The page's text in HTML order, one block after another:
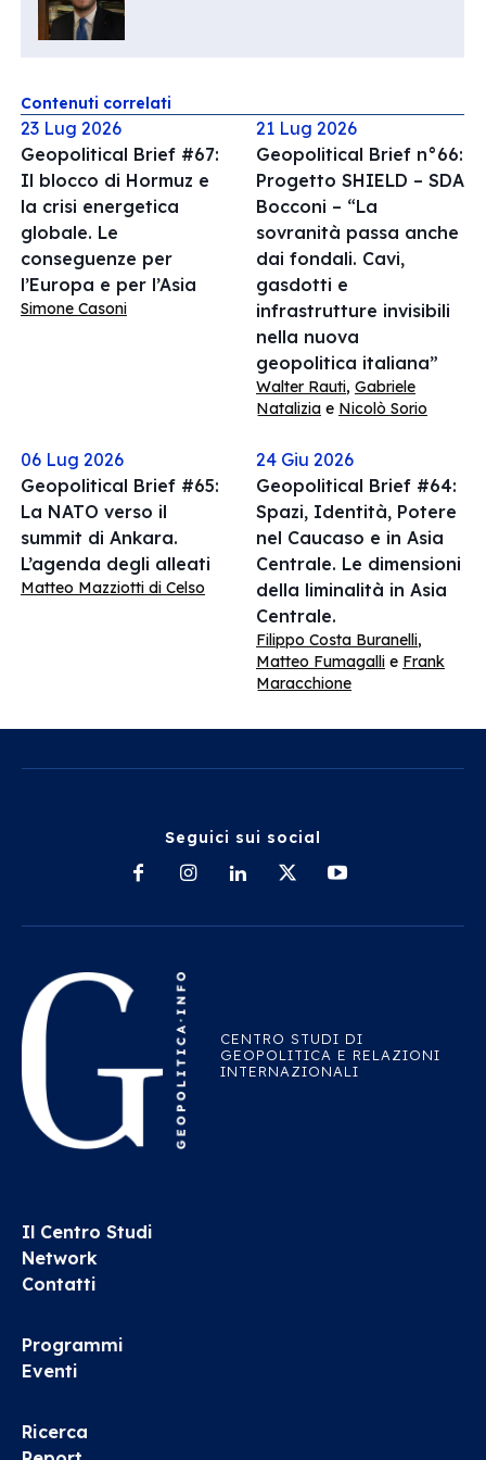
Contenuti correlati
23 Lug 2026
Geopolitical Brief #67:
Il blocco di Hormuz e
la crisi energetica
globale. Le
conseguenze per
l’Europa e per l’Asia
Simone Casoni
21 Lug 2026
Geopolitical Brief n°66:
Progetto SHIELD – SDA
Bocconi – “La
sovranità passa anche
dai fondali. Cavi,
gasdotti e
infrastrutture invisibili
nella nuova
geopolitica italiana”
Walter Rauti, Gabriele
Natalizia e Nicolò Sorio
06 Lug 2026
Geopolitical Brief #65:
La NATO verso il
summit di Ankara.
L’agenda degli alleati
Matteo Mazziotti di Celso
24 Giu 2026
Geopolitical Brief #64:
Spazi, Identità, Potere
nel Caucaso e in Asia
Centrale. Le dimensioni
della liminalità in Asia
Centrale.
Filippo Costa Buranelli,
Matteo Fumagalli e Frank
Maracchione
Seguici sui social
CENTRO STUDI DI
GEOPOLITICA E RELAZIONI
INTERNAZIONALI
Il Centro Studi
Network
Contatti
Programmi
Eventi
Ricerca